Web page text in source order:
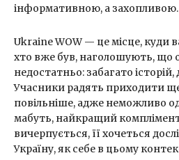
інформативною, а захопливою.
Ukraine WOW — це місце, куди
хто вже був, наголошують, що
недостатньо: забагато історій,
Учасники радять приходити
повільніше, адже неможливо
мабуть, найкращий
вичерпується, її хочеться
Україну, як себе в цьому